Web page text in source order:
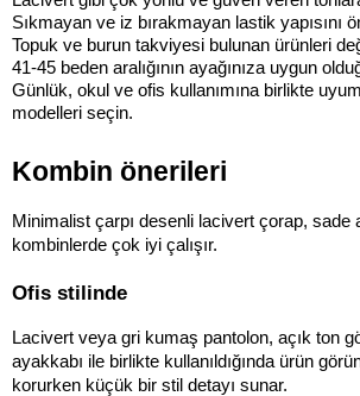
Sıkmayan ve iz bırakmayan lastik yapısını
Topuk ve burun takviyesi bulunan ürünleri
41-45 beden aralığının ayağınıza uygun
Günlük, okul ve ofis kullanımına birlikte
modelleri seçin.
Kombin önerileri
Minimalist çarpı desenli lacivert çorap, sade
kombinlerde çok iyi çalışır.
Ofis stilinde
Lacivert veya gri kumaş pantolon, açık ton
ayakkabı ile birlikte kullanıldığında ürün
korurken küçük bir stil detayı sunar.